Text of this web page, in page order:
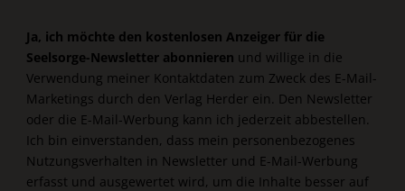
Ja, ich möchte den kostenlosen Anzeiger für die
Seelsorge-Newsletter abonnieren und willige in die
Verwendung meiner Kontaktdaten zum Zweck des E-Mail-
Marketings durch den Verlag Herder ein. Den Newsletter
oder die E-Mail-Werbung kann ich jederzeit abbestellen.
Ich bin einverstanden, dass mein personenbezogenes
Nutzungsverhalten in Newsletter und E-Mail-Werbung
erfasst und ausgewertet wird, um die Inhalte besser auf